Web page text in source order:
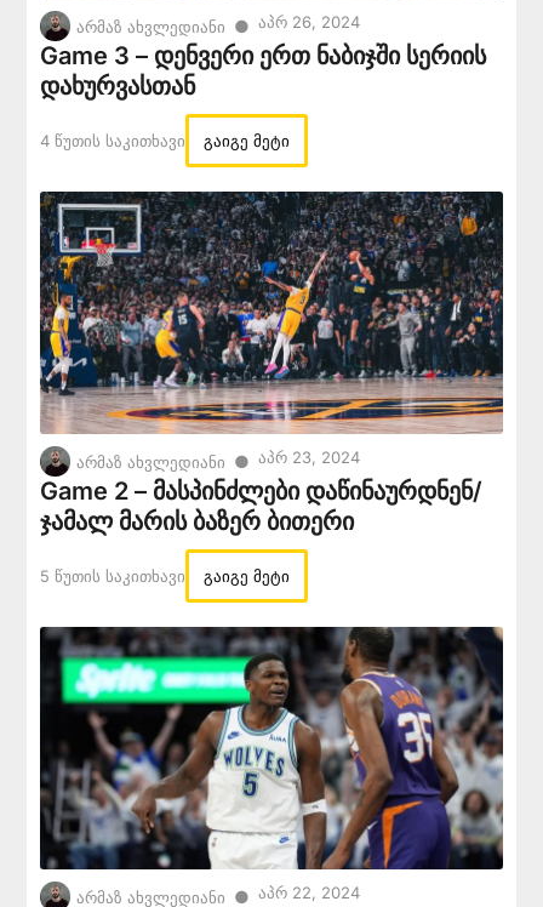
არმაზ ახვლედიანი ● Აპრ 26, 2024
Game 3 – დენვერი ერთ ნაბიჯში სერიის
დახურვასთან
4 Წუთის Საკითხავი გაიგე მეტი
არმაზ ახვლედიანი ● Აპრ 23, 2024
Game 2 – მასპინძლები დაწინაურდნენ/
ჯამალ მარის ბაზერ ბითერი
5 Წუთის Საკითხავი გაიგე მეტი
არმაზ ახვლედიანი ● Აპრ 22, 2024